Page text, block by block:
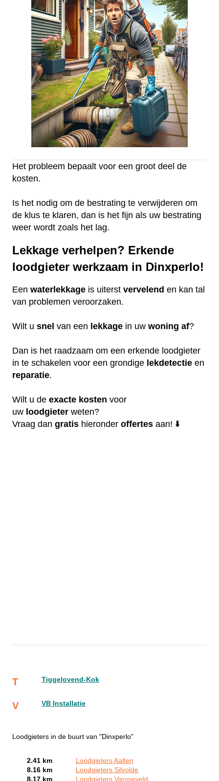
Het probleem bepaalt voor een groot deel de
kosten.
Is het nodig om de bestrating te verwijderen om
de klus te klaren, dan is het fijn als uw bestrating
weer wordt zoals het lag.
Lekkage verhelpen? Erkende
loodgieter werkzaam in Dinxperlo!
Een waterlekkage is uiterst vervelend en kan tal
van problemen veroorzaken.
Wilt u snel van een lekkage in uw woning af?
Dan is het raadzaam om een erkende loodgieter
in te schakelen voor een grondige lekdetectie en
reparatie.
Wilt u de exacte kosten voor
uw loodgieter weten?
Vraag dan gratis hieronder offertes aan! ⬇️
T Tiggelovend-Kok
V VB Installatie
Loodgieters in de buurt van "Dinxperlo"
2.41 km
Loodgieters Aalten
8.16 km
Loodgieters Silvolde
8.17 km
Loodgieters Varsseveld